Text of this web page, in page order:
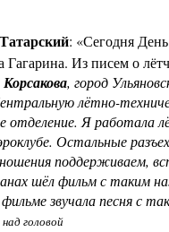
: «Сегодня
Гагарина. Из писем о
, город
лётно-
Я работала
Остальные
поддерживаем,
шёл фильм с таким
звучала песня с
над головой